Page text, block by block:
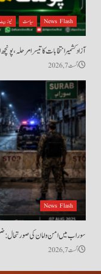
News Flash سیاست نیوز بیٹ
آزاد کشمیر انتخابات کا تیسرا مرحلہ،
اگست 7, 2026
News Flash
سوراب میں امن و امان کی صورتحال:
اگست 7, 2026